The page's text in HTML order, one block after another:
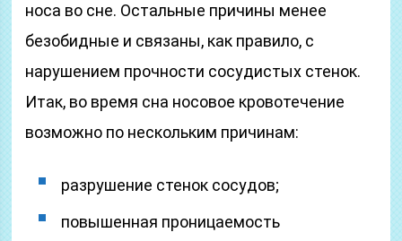
носа во сне. Остальные причины менее
безобидные и связаны, как правило, с
нарушением прочности сосудистых стенок.
Итак, во время сна носовое кровотечение
возможно по нескольким причинам:
разрушение стенок сосудов;
повышенная проницаемость